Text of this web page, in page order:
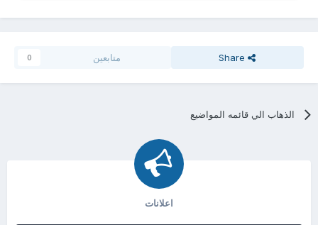
Share متابعين 0
الذهاب الي قائمه المواضيع
اعلانات